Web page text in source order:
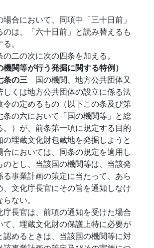
場合において、同項中「三十日前」
のは、「六十日前」と読み替えるも
。
二の次に次の四条を加える。
機関等が行う発掘に関する特例）
条の三 国の機関、地方公共団体又
しくは地方公共団体の設立に係る法
令の定めるもの（以下この条及び第
条の六において「国の機関等」と総
。）が、前条第一項に規定する目的
の埋蔵文化財包蔵地を発掘しようと
合においては、同条の規定を適用し
のとし、当該国の機関等は、当該発
る事業計画の策定に当たって、あら
、文化庁長官にその旨を通知しなけ
ない。
庁長官は、前項の通知を受けた場合
て、埋蔵文化財の保護上特に必要が
認めるときは、当該国の機関等に対